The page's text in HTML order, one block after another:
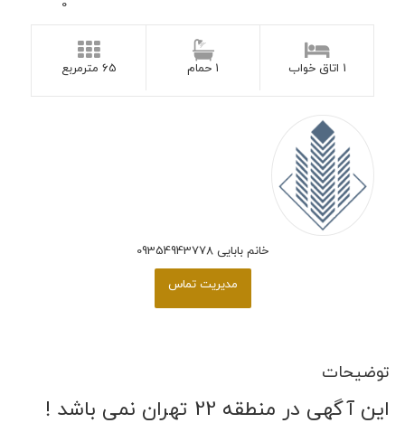
65 مترمربع
خانم بابایی 09354943778
مدیریت تماس
توضیحات
این آگهی در منطقه 22 تهران نمی باشد !